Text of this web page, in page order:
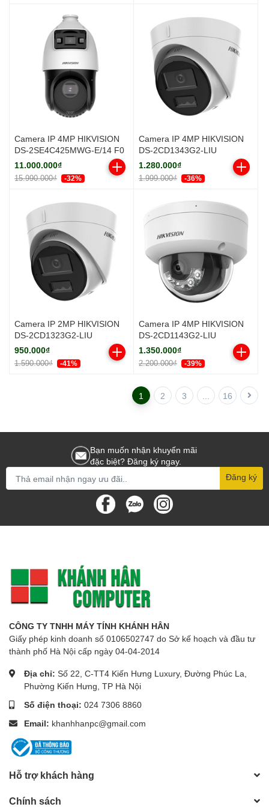
Camera IP 4MP HIKVISION
DS-2SE4C425MWG-E/14 F0
11.000.000₫
15.990.000₫ -32%
Camera IP 4MP HIKVISION
DS-2CD1343G2-LIU
1.280.000₫
1.999.000₫ -36%
Camera IP 2MP HIKVISION
DS-2CD1323G2-LIU
950.000₫
1.590.000₫ -41%
Camera IP 4MP HIKVISION
DS-2CD1143G2-LIU
1.350.000₫
2.200.000₫ -39%
1 2 3 16
Bạn muốn nhận khuyến mãi
đặc biệt? Đăng ký ngay.
Đăng ký
CÔNG TY TNHH MÁY TÍNH KHÁNH HÂN
Giấy phép kinh doanh số 0106502747 do Sở kế hoạch và đầu tư
thành phố Hà Nội cấp ngày 04-04-2014
Địa chỉ: Số 22, C-TT4 Kiến Hưng Luxury, Đường Phúc La,
Phường Kiến Hưng, TP Hà Nội
Số điện thoại: 024 7306 8860
Email: khanhhanpc@gmail.com
Hỗ trợ khách hàng
Chính sách